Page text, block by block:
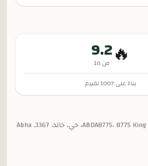
🔥
9.2
من 10
بناءً على 1007تقييم
ABDA8775، 8775 King Faisal Rd, An Nasab، حي، خالد، 3367, Abha